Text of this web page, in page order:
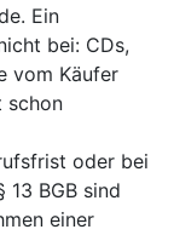
Ein
bei: CDs,
vom Käufer
schon
oder bei
13 BGB sind
einer